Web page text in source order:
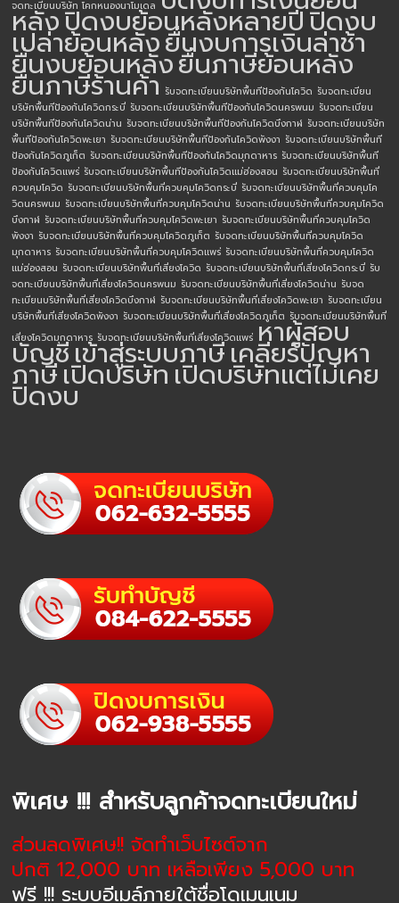
จดทะเบียนบริษัท โคกหนองนาโมเดล
หลังปิดงบย้อนหลังหลายปีปิดงบ
เปล่าย้อนหลังยื่นงบการเงินล่าช้า
ยื่นงบย้อนหลังยื่นภาษีย้อนหลัง
ยื่นภาษีร้านค้า รับจดทะเบียนบริษัทพื้นทีป้องกันโควิด รับจดทะเบียน
บริษัทพื้นทีป้องกันโควิดกระบี่ รับจดทะเบียนบริษัทพื้นทีป้องกันโควิดนครพนม รับจดทะเบียน
บริษัทพื้นทีป้องกันโควิดน่าน รับจดทะเบียนบริษัทพื้นทีป้องกันโควิดบึงกาฬ รับจดทะเบียนบริษัท
พื้นทีป้องกันโควิดพะเยา รับจดทะเบียนบริษัทพื้นทีป้องกันโควิดพังงา รับจดทะเบียนบริษัทพื้นที
ป้องกันโควิดภูเก็ต รับจดทะเบียนบริษัทพื้นทีป้องกันโควิดมุกดาหาร รับจดทะเบียนบริษัทพื้นที
ป้องกันโควิดแพร่ รับจดทะเบียนบริษัทพื้นทีป้องกันโควิดแม่ฮ่องสอน รับจดทะเบียนบริษัทพื้นที่
ควบคุมโควิด รับจดทะเบียนบริษัทพื้นที่ควบคุมโควิดกระบี่ รับจดทะเบียนบริษัทพื้นที่ควบคุมโค
วิดนครพนม รับจดทะเบียนบริษัทพื้นที่ควบคุมโควิดน่าน รับจดทะเบียนบริษัทพื้นที่ควบคุมโควิด
บึงกาฬ รับจดทะเบียนบริษัทพื้นที่ควบคุมโควิดพะเยา รับจดทะเบียนบริษัทพื้นที่ควบคุมโควิด
พังงา รับจดทะเบียนบริษัทพื้นที่ควบคุมโควิดภูเก็ต รับจดทะเบียนบริษัทพื้นที่ควบคุมโควิด
มุกดาหาร รับจดทะเบียนบริษัทพื้นที่ควบคุมโควิดแพร่ รับจดทะเบียนบริษัทพื้นที่ควบคุมโควิด
แม่ฮ่องสอน รับจดทะเบียนบริษัทพื้นที่เสี่ยงโควิด รับจดทะเบียนบริษัทพื้นที่เสี่ยงโควิดกระบี่ รับ
จดทะเบียนบริษัทพื้นที่เสี่ยงโควิดนครพนม รับจดทะเบียนบริษัทพื้นที่เสี่ยงโควิดน่าน รับจด
ทะเบียนบริษัทพื้นที่เสี่ยงโควิดบึงกาฬ รับจดทะเบียนบริษัทพื้นที่เสี่ยงโควิดพะเยา รับจดทะเบียน
บริษัทพื้นที่เสี่ยงโควิดพังงา รับจดทะเบียนบริษัทพื้นที่เสี่ยงโควิดภูเก็ต รับจดทะเบียนบริษัทพื้นที่
เสี่ยงโควิดมุกดาหาร รับจดทะเบียนบริษัทพื้นที่เสี่ยงโควิดแพร่ หาผู้สอบ
บัญชีเข้าสู่ระบบภาษีเคลียร์ปัญหา
ภาษีเปิดบริษัทเปิดบริษัทแต่ไม่เคย
ปิดงบ
พิเศษ !!! สำหรับลูกค้าจดทะเบียนใหม่
ส่วนลดพิเศษ!! จัดทำเว็บไซต์จาก
ปกติ 12,000 บาท เหลือเพียง 5,000 บาท
ฟรี !!! ระบบอีเมล์ภายใต้ชื่อโดเมนเนม